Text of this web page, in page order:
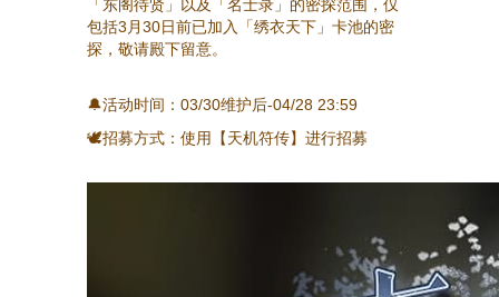
「东阁待贤」以及「名士录」的密探范围，仅
包括3月30日前已加入「绣衣天下」卡池的密
探，敬请殿下留意。
🔔活动时间：03/30维护后-04/28 23:59
🕊招募方式：使用【天机符传】进行招募